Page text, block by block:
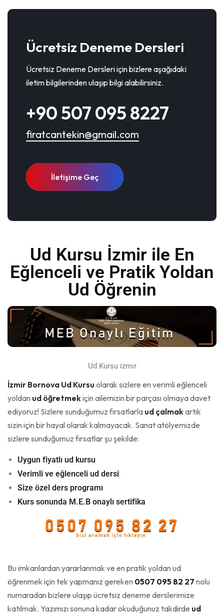
Ücretsiz Deneme Dersleri
Ücretsiz Deneme Dersleri için bizlere aşağıdaki
iletim bilgilerinden ulaşıp bilgi alabilirsiniz.
+90 507 095 8227
firatcantekin@gmail.com
İletişime Geç
Ud Kursu İzmir ile En
Eğlenceli ve Pratik Yoldan
Ud Öğrenin
Ud Kursu izmir
İzmir Bornova Ud Kursu olarak sizlere en verimli eğlenceli
yoldan ud öğretmek için ailemizin bir parçası olmaya davet
ediyoruz! Sizlere sunduğumuz fırsatlarla ud çalmak artık
sizin için bir hayal olarak kalmayacak. Sanat atölyemizde
sizlere sunduğumuz fırsatlar şu şekilde:
Uygun fiyatlı ud kursu
Verimli ve eğlenceli ud dersi
Size özel ders programı
Kurs sonunda M.E.B onaylı sertifika
Bu imkanlardan yararlanmak ve en pratik yoldan ud
öğrenmek için tek yapmanız gereken 0507 095 82 27 nolu
numaradan bizlere ulaşıp ücretsiz deneme derslerimize
katılmak. Yazımızı sonuna kadar okuduğunuz takdirde ud